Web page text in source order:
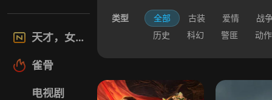
天才，女友
雀骨
电视剧
类型 全部 古装 爱情
战
历史
科幻 警匪 动作